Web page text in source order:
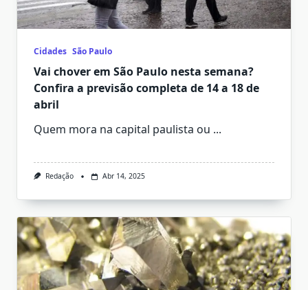
Cidades São Paulo
Vai chover em São Paulo nesta semana?
Confira a previsão completa de 14 a 18 de
abril
Quem mora na capital paulista ou ...
Redação Abr 14, 2025